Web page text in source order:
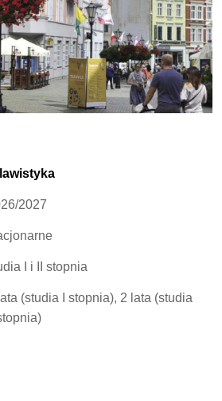
2027
I i II stopnia
(studia I stopnia), 2 lata (studia
stopnia)